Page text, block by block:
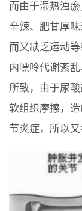
而由于湿热浊
辛辣、肥甘厚
而又缺乏运动
内嘌呤代谢紊
所致，由于尿
软组织摩擦，
节炎症，所以又